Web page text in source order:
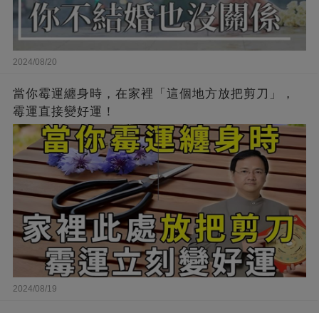
2024/08/20
當你霉運纏身時，在家裡「這個地方放把剪刀」，
霉運直接變好運！
2024/08/19